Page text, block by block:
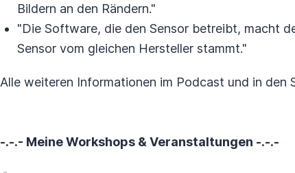
Bildern an den Rändern."
"Die Software, die den Sensor betreibt, macht
Sensor vom gleichen Hersteller stammt."
Alle weiteren Informationen im Podcast und in den
-.-.- Meine Workshops & Veranstaltungen -.-.-